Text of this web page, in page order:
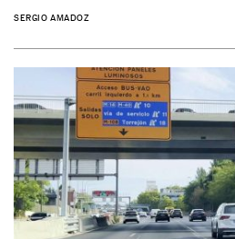
SERGIO AMADOZ